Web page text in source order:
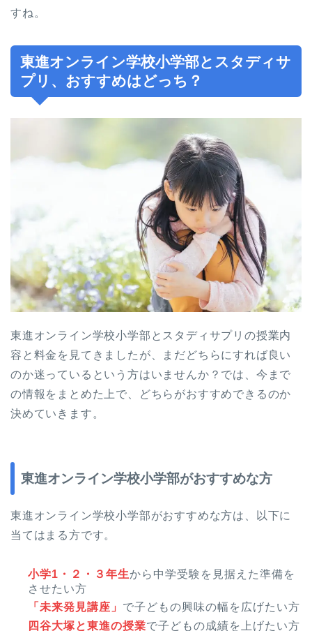
すね。
東進オンライン学校小学部とスタディサ
プリ、おすすめはどっち？
東進オンライン学校小学部とスタディサプリの授業内
容と料金を見てきましたが、まだどちらにすれば良い
のか迷っているという方はいませんか？では、今まで
の情報をまとめた上で、どちらがおすすめできるのか
決めていきます。
東進オンライン学校小学部がおすすめな方
東進オンライン学校小学部がおすすめな方は、以下に
当てはまる方です。
小学1・２・３年生から中学受験を見据えた準備を
させたい方
「未来発見講座」 で子どもの興味の幅を広げたい方
四谷大塚と東進の授業で子どもの成績を上げたい方